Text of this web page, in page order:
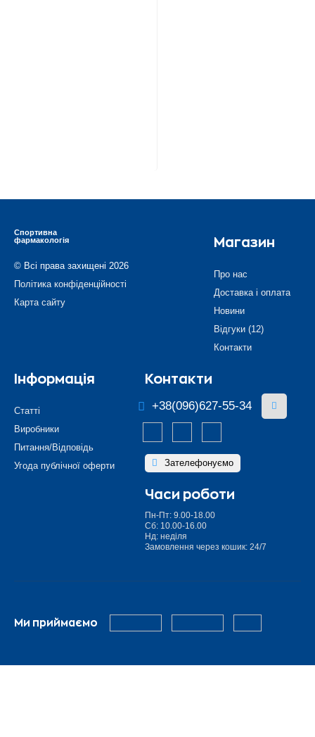
Спортивна
фармакологія
© Всі права захищені 2026
Політика конфіденційності
Карта сайту
Магазин
Про нас
Доставка і оплата
Новини
Відгуки (12)
Контакти
Інформація
Статті
Виробники
Питання/Відповідь
Угода публічної оферти
Контакти
+38(096)627-55-34
Зателефонуємо
Часи роботи
Пн-Пт: 9.00-18.00
Сб: 10.00-16.00
Нд: неділя
Замовлення через кошик: 24/7
Ми приймаємо